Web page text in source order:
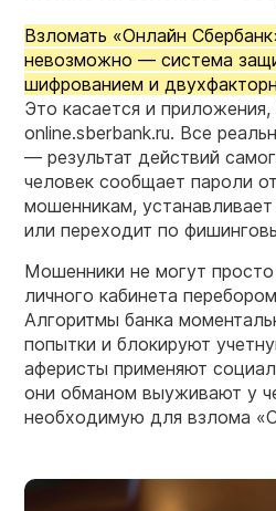
Взломать «Онлайн
невозможно — система
шифрованием и
Это касается и приложения,
online.sberbank.ru. Все
— результат действий
человек сообщает пароли
мошенникам,
или переходит по
Мошенники не могут просто
личного кабинета
Алгоритмы банка
попытки и блокируют
аферисты применяют
они обманом выуживают у
необходимую для взлома